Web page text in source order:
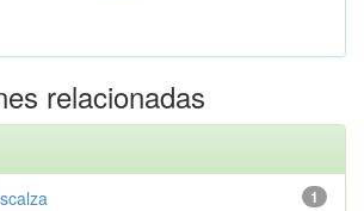
relacionadas
1